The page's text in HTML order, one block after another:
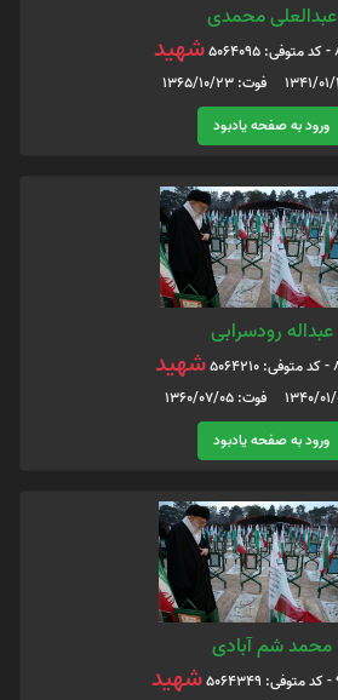
عبدالعلی محمدی
شهید
ورود به صفحه یادبود
عبداله رودسرابی
شهید
ورود به صفحه یادبود
محمد شم آبادی
شهید